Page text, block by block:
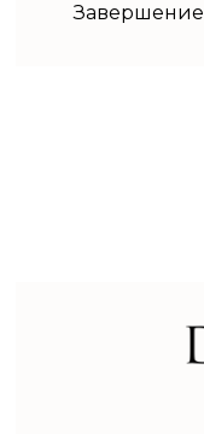
Завершение